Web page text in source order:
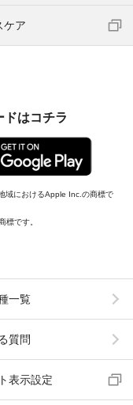
ケア
はコチラ
域におけるApple Inc.の商標で
です。
一覧
質問
表示設定